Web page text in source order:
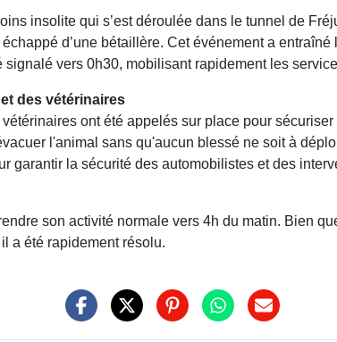
insolite qui s’est déroulée dans le tunnel de
d’une bétaillère. Cet événement a
signalé vers 0h30, mobilisant rapidement les
des vétérinaires
ont été appelés sur place pour
l'animal sans qu'aucun blessé ne soit à
garantir la sécurité des automobilistes et des
son activité normale vers 4h du matin. Bien
a été rapidement résolu.